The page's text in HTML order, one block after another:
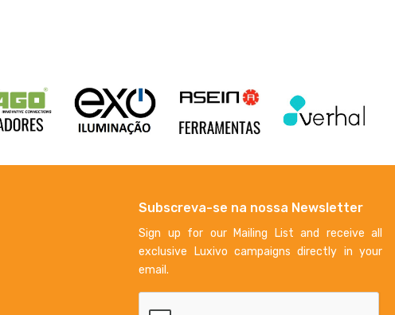
Subscreva-se na nossa Newsletter
Sign up for our Mailing List and receive all
exclusive Luxivo campaigns directly in your
email.